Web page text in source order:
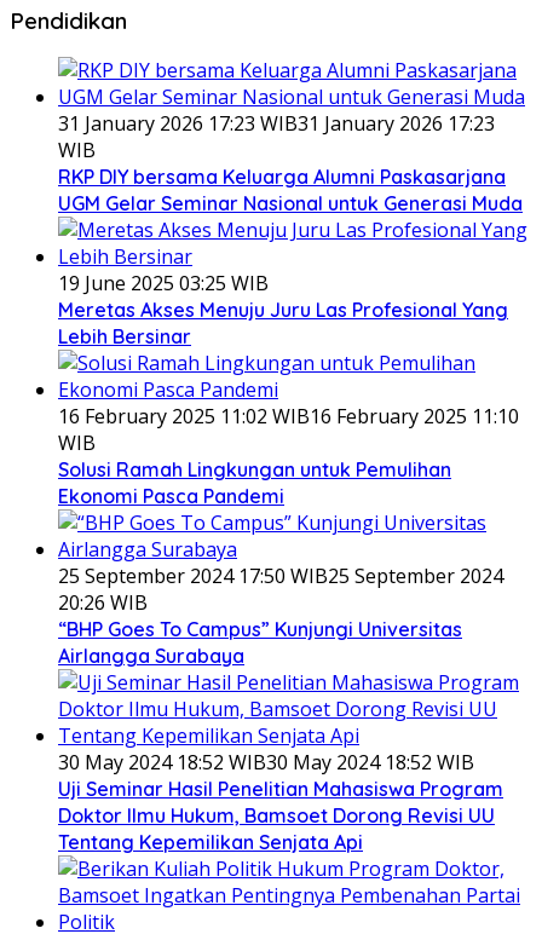
Pendidikan
31 January 2026 17:23 WIB31 January 2026 17:23
WIB
RKP DIY bersama Keluarga Alumni Paskasarjana
UGM Gelar Seminar Nasional untuk Generasi Muda
19 June 2025 03:25 WIB
Meretas Akses Menuju Juru Las Profesional Yang
Lebih Bersinar
16 February 2025 11:02 WIB16 February 2025 11:10
WIB
Solusi Ramah Lingkungan untuk Pemulihan
Ekonomi Pasca Pandemi
25 September 2024 17:50 WIB25 September 2024
20:26 WIB
“BHP Goes To Campus” Kunjungi Universitas
Airlangga Surabaya
30 May 2024 18:52 WIB30 May 2024 18:52 WIB
Uji Seminar Hasil Penelitian Mahasiswa Program
Doktor Ilmu Hukum, Bamsoet Dorong Revisi UU
Tentang Kepemilikan Senjata Api